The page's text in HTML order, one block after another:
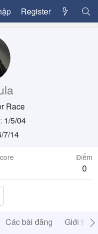
Register
Race
1/5/04
7/14
Điểm
0
Các bài đăng Giới thiệu